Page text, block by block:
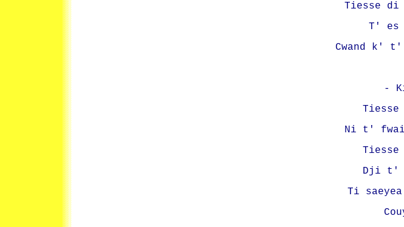
Tiesse di
T' es
Cwand k'
-
Ni t'
Dji t'
Ti